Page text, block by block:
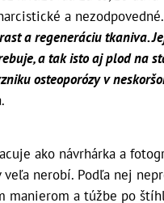
a nezodpovedné.
a regeneráciu tkaniva.
a tak isto aj plod na
osteoporózy v
ako návrhárka a
veľa nerobí. Podľa nej
manierom a túžbe po